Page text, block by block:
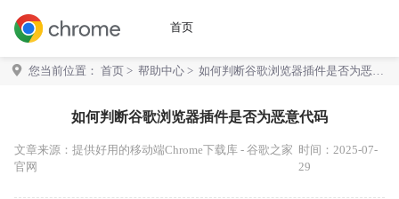
首页
您当前位置： 首页 > 帮助中心 > 如何判断谷歌浏览器插件是否为恶意
如何判断谷歌浏览器插件是否为恶意代码
文章来源： 提供好用的移动端Chrome下载库 - 谷歌之家
官网
时间：2025-07-
29